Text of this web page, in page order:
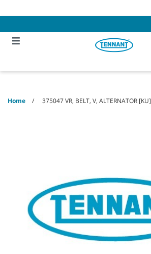
to
to
menu
Home 375047 VR, BELT, V, ALTERNATOR [KU]